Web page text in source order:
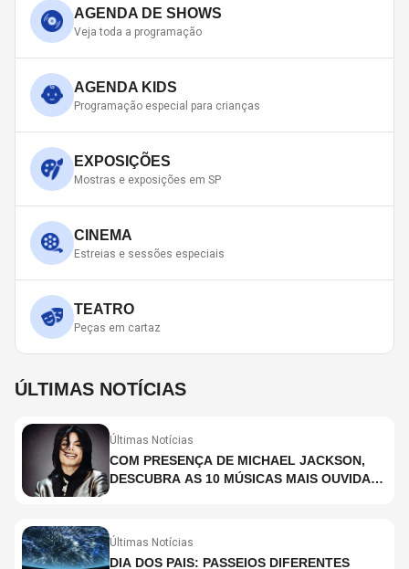
AGENDA DE SHOWS
Veja toda a programação
AGENDA KIDS
Programação especial para crianças
EXPOSIÇÕES
Mostras e exposições em SP
CINEMA
Estreias e sessões especiais
TEATRO
Peças em cartaz
ÚLTIMAS NOTÍCIAS
Últimas Notícias
COM PRESENÇA DE MICHAEL JACKSON,
DESCUBRA AS 10 MÚSICAS MAIS OUVIDAS
Últimas Notícias
DIA DOS PAIS: PASSEIOS DIFERENTES